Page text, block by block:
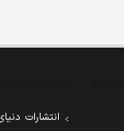
انتشارات